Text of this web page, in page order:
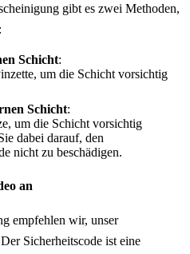
gibt es zwei Methoden,
Schicht:
um die Schicht vorsichtig
Schicht:
um die Schicht vorsichtig
dabei darauf, den
nicht zu beschädigen.
an
empfehlen wir, unser
Sicherheitscode ist eine